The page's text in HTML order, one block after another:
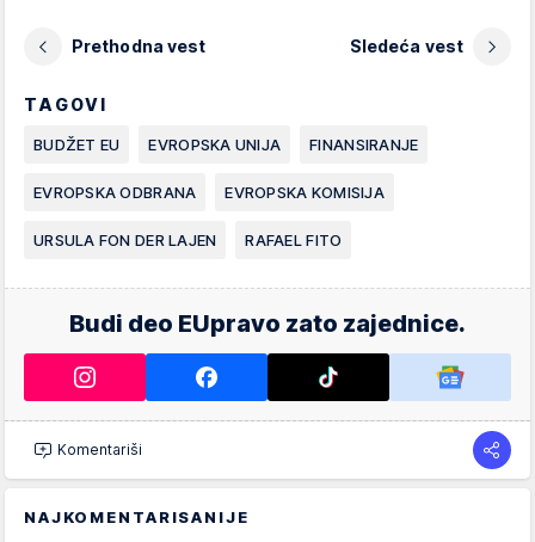
Prethodna vest Sledeća vest
TAGOVI
BUDŽET EU EVROPSKA UNIJA FINANSIRANJE
EVROPSKA ODBRANA EVROPSKA KOMISIJA
URSULA FON DER LAJEN RAFAEL FITO
Budi deo EUpravo zato zajednice.
Komentariši
NAJKOMENTARISANIJE